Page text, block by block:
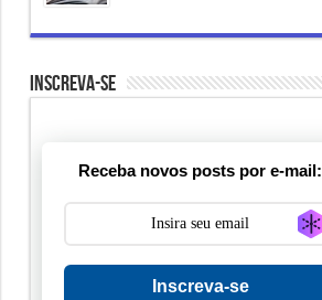
Inscreva-se
Receba novos posts por e-mail:
Inscreva-se